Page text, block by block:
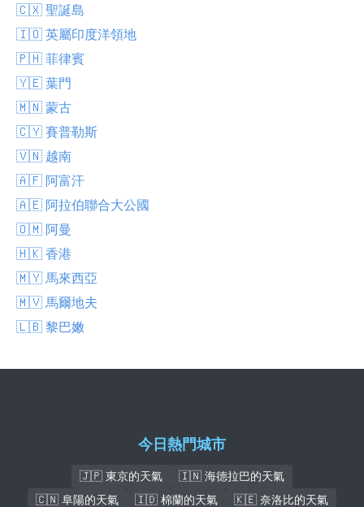
🇨🇽 聖誕島
🇮🇴 英屬印度洋領地
🇵🇭 菲律賓
🇾🇪 葉門
🇲🇳 蒙古
🇨🇾 賽普勒斯
🇻🇳 越南
🇦🇫 阿富汗
🇦🇪 阿拉伯聯合大公國
🇴🇲 阿曼
🇭🇰 香港
🇲🇾 馬來西亞
🇲🇻 馬爾地夫
🇱🇧 黎巴嫩
今日熱門城市
🇯🇵 東京的天氣
🇮🇳 海德拉巴的天氣
🇨🇳 阜陽的天氣
🇮🇩 棉蘭的天氣
🇰🇪 奈洛比的天氣